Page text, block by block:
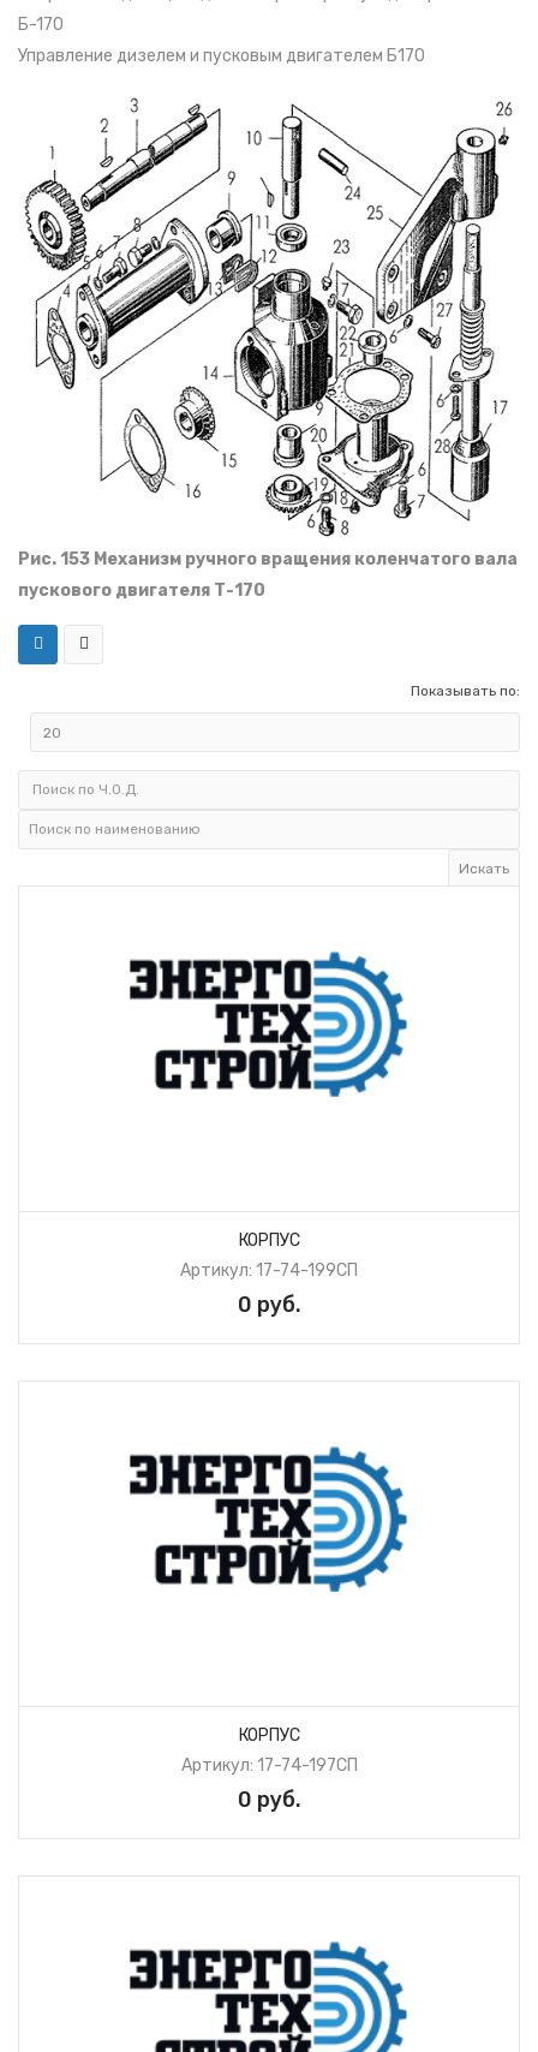
Б-170
Управление дизелем и пусковым двигателем Б170
Рис. 153 Механизм ручного вращения коленчатого вала
пускового двигателя Т-170
Показывать по:
КОРПУС
Артикул: 17-74-199СП
0 руб.
КОРПУС
Артикул: 17-74-197СП
0 руб.